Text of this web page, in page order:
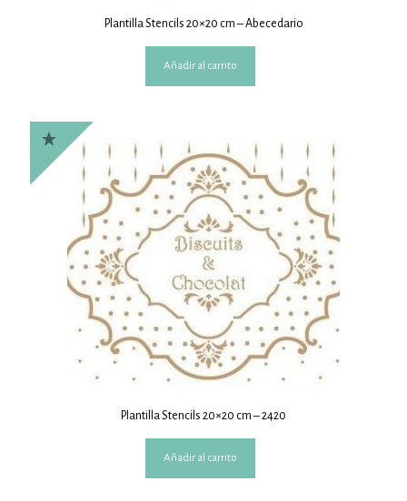
Plantilla Stencils 20×20 cm – Abecedario
Añadir al carrito
Plantilla Stencils 20×20 cm – 2420
Añadir al carrito